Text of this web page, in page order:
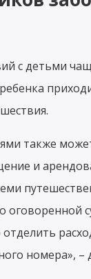
с детьми
также
и
номера», –